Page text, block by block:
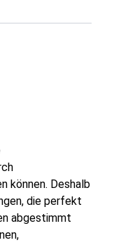
können. Deshalb
die perfekt
abgestimmt